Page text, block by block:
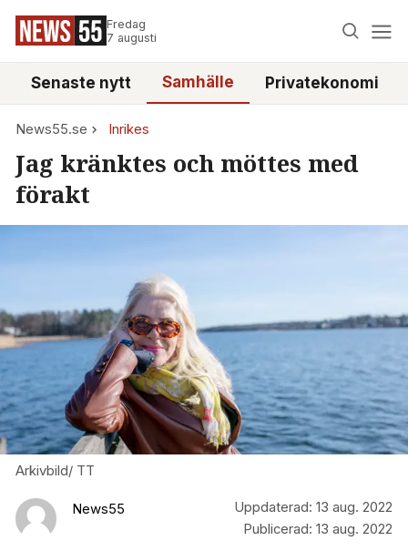
Fredag
7 augusti
Senaste nytt Samhälle Privatekonomi
News55.se Inrikes
Jag kränktes och möttes med
förakt
Arkivbild/ TT
News55 Uppdaterad: 13 aug. 2022
Publicerad: 13 aug. 2022